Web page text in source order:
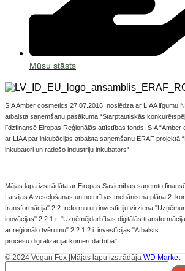
Mūsu stāsts
​SIA Amber cosmetics 27.07.2016. noslēdza ar LIAA līgumu
atbalsta saņemšanu pasākuma “Starptautiskās
līdzfinansē Eiropas Reģionālās attīstības fonds. SIA “Amber
ar LIAA par inkubācijas atbalsta saņemšanu ERAF projektā
inkubatori un radošo industriju inkubators”.
​Mājas lapa izstrādāta ar Eiropas Savienības saņemto
Latvijas Atveseļošanas un noturības mehānisma plāna 2.
transformācija" 2.2. reformu un investīciju virziena
inovācijas" 2.2.1.r. "Uzņēmējdarbības digitālās
ar reģionālo tvērumu" 2.2.1.2.i. investīcijas "Atbalsts
procesu digitalizācijai komercdarbībā".
© 2024 Vegan Fox |Mājas lapu izstrādāja WD Market